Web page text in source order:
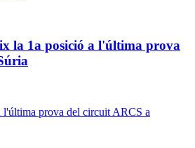
la 1a posició a l'última prova